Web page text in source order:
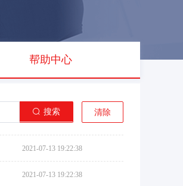
帮助中心
搜索 清除
2021-07-13 19:22:38
2021-07-13 19:22:38